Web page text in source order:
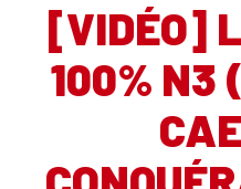
[VIDÉO]
100% N3